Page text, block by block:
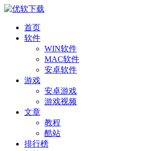
首页
软件
WIN软件
MAC软件
安卓软件
游戏
安卓游戏
游戏视频
文章
教程
酷站
排行榜